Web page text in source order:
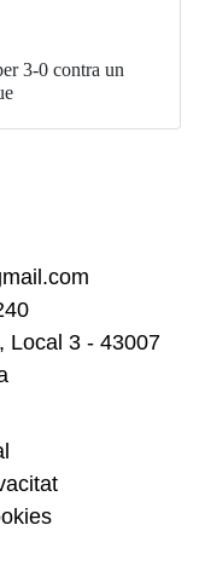
3-0 contra un
Local 3 - 43007